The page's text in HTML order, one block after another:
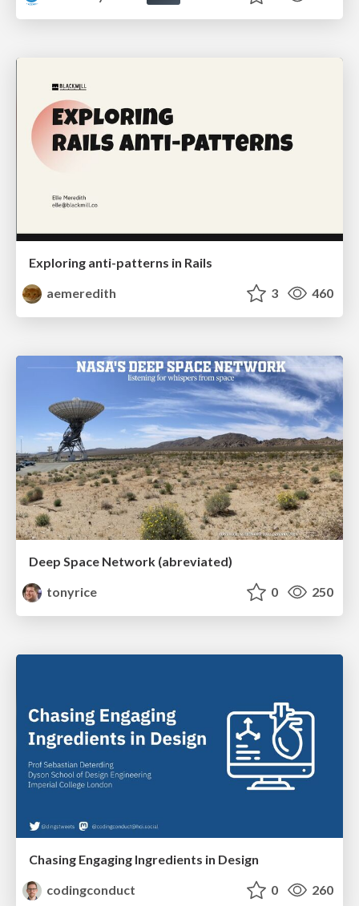
Exploring anti-patterns in Rails
aemeredith
3 460
Deep Space Network (abreviated)
tonyrice
0 250
Chasing Engaging Ingredients in Design
codingconduct
0 260